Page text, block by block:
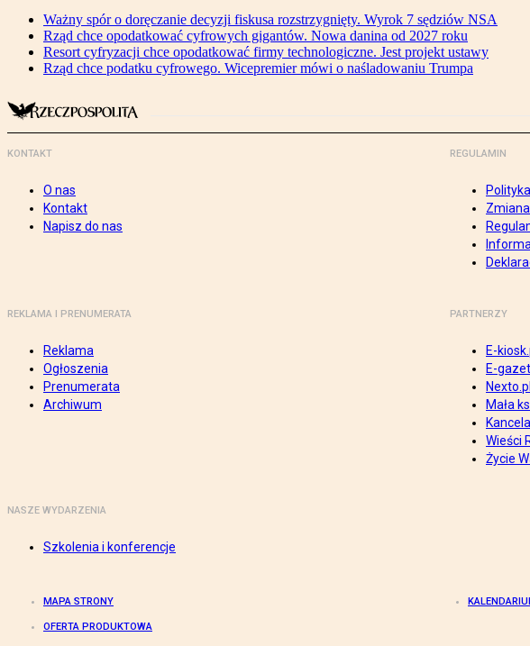
Ważny spór o doręczanie decyzji fiskusa rozstrzygnięty. Wyrok 7 sędziów NSA
Rząd chce opodatkować cyfrowych gigantów. Nowa danina od 2027 roku
Resort cyfryzacji chce opodatkować firmy technologiczne. Jest projekt ustawy
Rząd chce podatku cyfrowego. Wicepremier mówi o naśladowaniu Trumpa
KONTAKT
O nas
Kontakt
Napisz do nas
REGULAMIN
REKLAMA I PRENUMERATA
Reklama
Ogłoszenia
Prenumerata
Archiwum
PARTNERZY
E-
E-
Nexto.pl
Mała
Wieści
Życie
NASZE WYDARZENIA
Szkolenia i konferencje
MAPA STRONY
OFERTA PRODUKTOWA